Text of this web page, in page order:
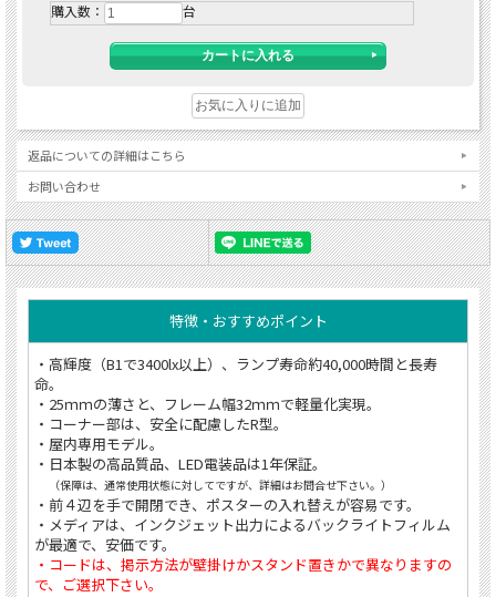
購入数： 台
返品についての詳細はこちら
お問い合わせ
特徴・おすすめポイント
・高輝度（B1で3400lx以上）、ランプ寿命約40,000時間と長寿
命。
・25ｍｍの薄さと、フレーム幅32ｍｍで軽量化実現。
・コーナー部は、安全に配慮したR型。
・屋内専用モデル。
・日本製の高品質品、LED電装品は1年保証。
（保障は、通常使用状態に対してですが、詳細はお問合せ下さい。）
・前４辺を手で開閉でき、ポスターの入れ替えが容易です。
・メディアは、インクジェット出力によるバックライトフィルム
が最適で、安価です。
・コードは、掲示方法が壁掛けかスタンド置きかで異なりますの
で、ご選択下さい。